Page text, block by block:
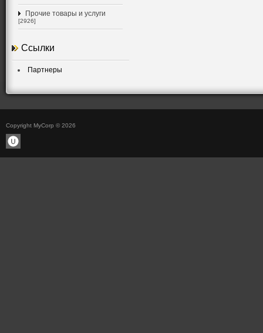
Прочие товары и услуги
[2926]
Ссылки
Партнеры
Copyright MyCorp © 2026